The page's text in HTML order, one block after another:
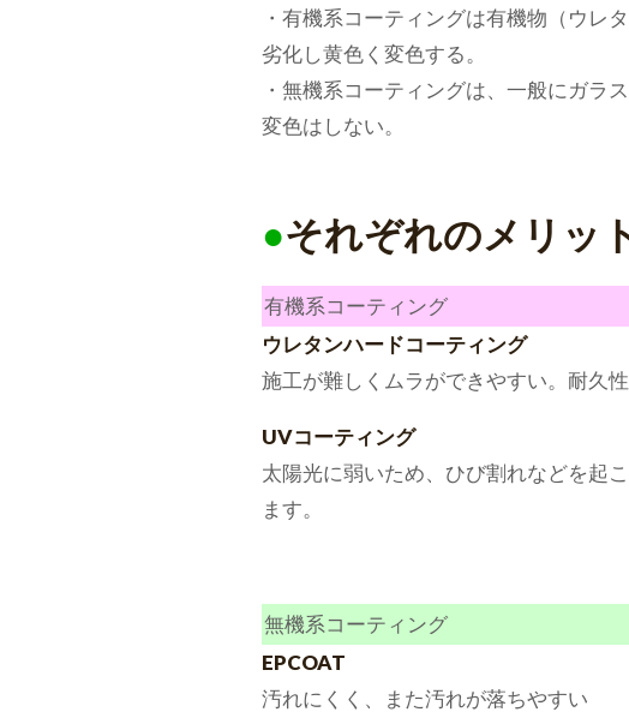
・有機系コーティングは有機物（ウレ
劣化し黄色く変色する。
・無機系コーティングは、一般にガラ
変色はしない。
●それぞれのメリッ
有機系コーティング
ウレタンハードコーティング
施工が難しくムラができやすい。耐久
UVコーティング
太陽光に弱いため、ひび割れなどを起
ます。
無機系コーティング
EPCOAT
汚れにくく、また汚れが落ちやすい